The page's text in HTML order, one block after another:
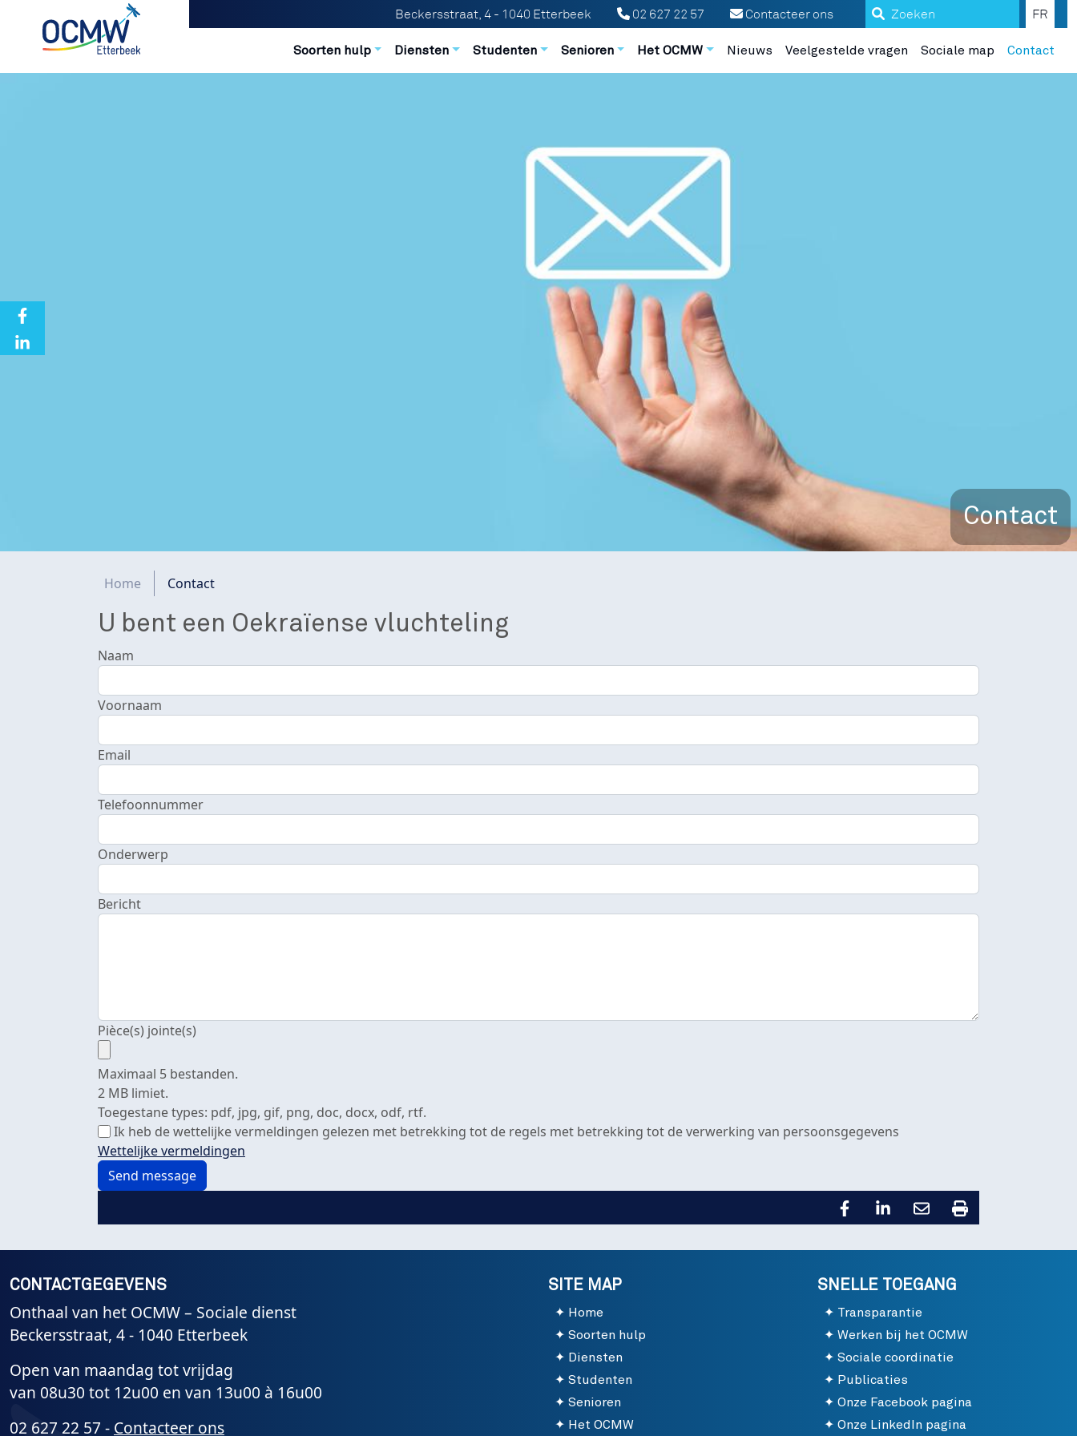
Overslaan en naar de inhoud gaan
Zoeken FR
Contacteer ons
02 627 22 57
Beckersstraat, 4 - 1040 Etterbeek
Navigation principale
Soorten hulp Diensten Studenten Senioren Het OCMW Nieuws Veelgestelde vragen Sociale map Contact
Contact
Kruimelpad
Home Contact
U bent een Oekraïense vluchteling
Naam
Voornaam
Email
Telefoonnummer
Onderwerp
Bericht
Pièce(s) jointe(s)
Maximaal 5 bestanden.
2 MB limiet.
Toegestane types: pdf, jpg, gif, png, doc, docx, odf, rtf.
Ik heb de wettelijke vermeldingen gelezen met betrekking tot de regels met betrekking tot de verwerking van persoonsgegevens
Wettelijke vermeldingen
CONTACTGEGEVENS
Onthaal van het OCMW – Sociale dienst
Beckersstraat, 4 - 1040 Etterbeek
Open van maandag tot vrijdag
van 08u30 tot 12u00 en van 13u00 à 16u00
02 627 22 57 - Contacteer ons
SITE MAP
Home
Soorten hulp
Diensten
Studenten
Senioren
Het OCMW
SNELLE TOEGANG
Transparantie
Werken bij het OCMW
Sociale coordinatie
Publicaties
Onze Facebook pagina
Onze LinkedIn pagina